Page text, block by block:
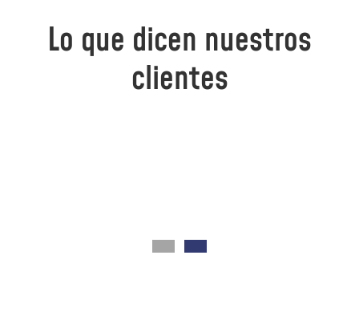
Lo que dicen nuestros
clientes